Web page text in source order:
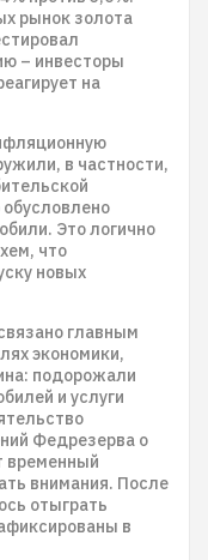
рынок золота
– инвесторы
на
в частности,
Это логично
что
новых
главным
экономики,
подорожали
и услуги
Федрезерва о
временный
внимания. После
отыграть
в